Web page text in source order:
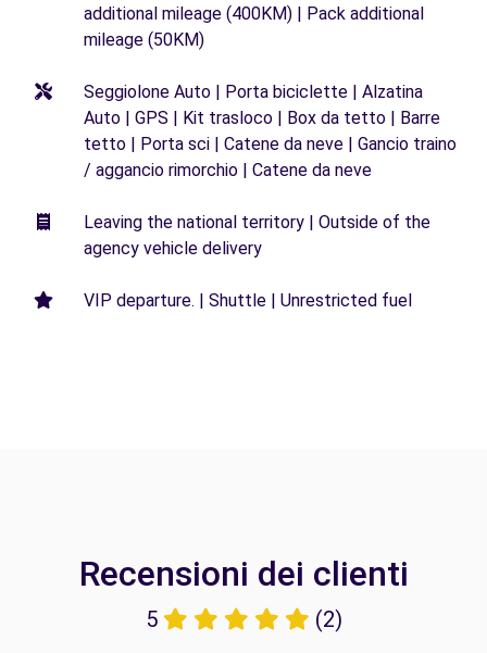
additional mileage (400KM) | Pack additional
mileage (50KM)
Seggiolone Auto | Porta biciclette | Alzatina
Auto | GPS | Kit trasloco | Box da tetto | Barre
tetto | Porta sci | Catene da neve | Gancio traino
/ aggancio rimorchio | Catene da neve
Leaving the national territory | Outside of the
agency vehicle delivery
VIP departure. | Shuttle | Unrestricted fuel
Recensioni dei clienti
5 (2)